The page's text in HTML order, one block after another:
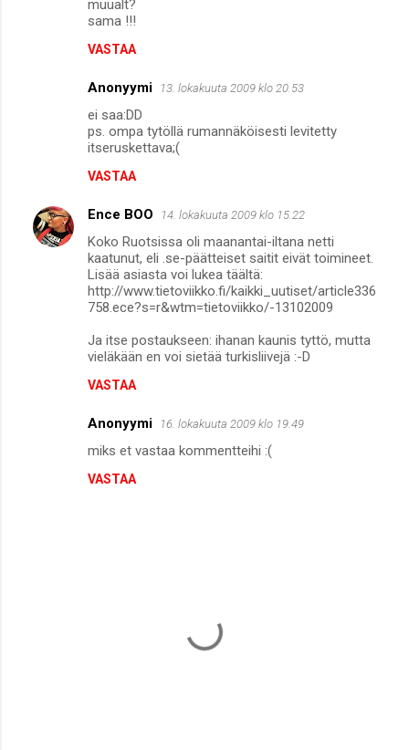
muualt?
sama !!!
VASTAA
Anonyymi 13. lokakuuta 2009 klo 20.53
ei saa:DD
ps. ompa tytöllä rumannäköisesti levitetty
itseruskettava;(
VASTAA
Ence BOO 14. lokakuuta 2009 klo 15.22
Koko Ruotsissa oli maanantai-iltana netti
kaatunut, eli .se-päätteiset saitit eivät toimineet.
Lisää asiasta voi lukea täältä:
http://www.tietoviikko.fi/kaikki_uutiset/article336
758.ece?s=r&wtm=tietoviikko/-13102009
Ja itse postaukseen: ihanan kaunis tyttö, mutta
vieläkään en voi sietää turkisliivejä :-D
VASTAA
Anonyymi 16. lokakuuta 2009 klo 19.49
miks et vastaa kommentteihi :(
VASTAA